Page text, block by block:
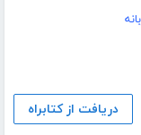
دریافت از کتابراه